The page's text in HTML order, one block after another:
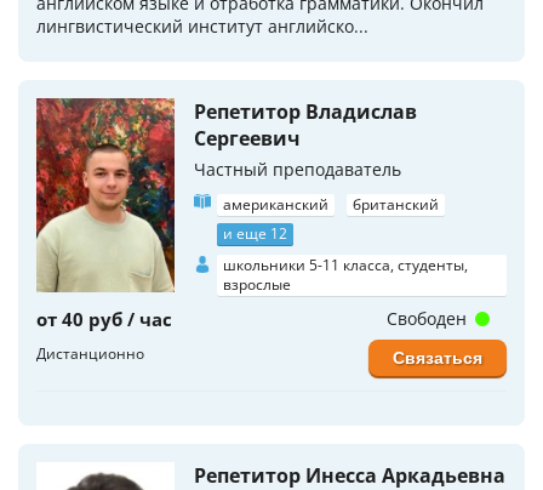
лингвистический институт английско...
Репетитор Владислав
Сергеевич
Частный преподаватель
американский
британский
и еще 12
школьники 5-11 класса, студенты,
взрослые
от 40 руб / час
Дистанционно
Свободен
Связаться
Репетитор Инесса Аркадьевна